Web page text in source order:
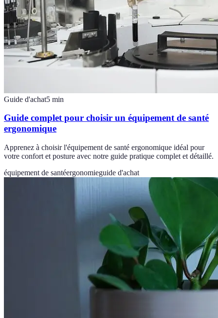
Guide d'achat5 min
Guide complet pour choisir un équipement de santé
ergonomique
Apprenez à choisir l'équipement de santé ergonomique idéal pour
votre confort et posture avec notre guide pratique complet et détaillé.
équipement de santéergonomieguide d'achat